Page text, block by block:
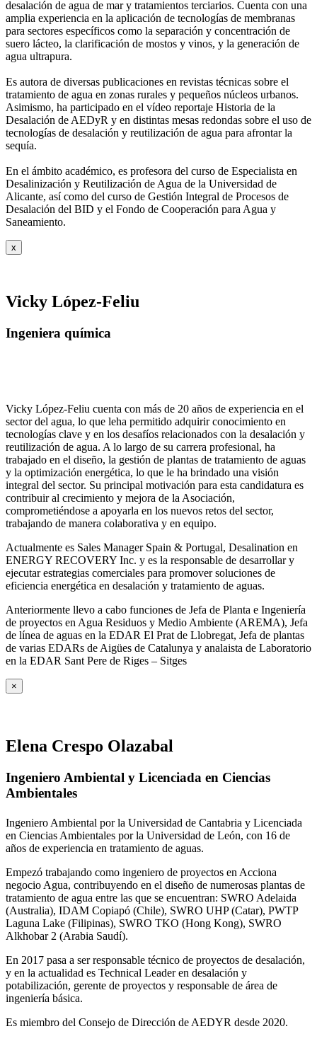
desalación de agua de mar y tratamientos terciarios. Cuenta con una
amplia experiencia en la aplicación de tecnologías de membranas
para sectores específicos como la separación y concentración de
suero lácteo, la clarificación de mostos y vinos, y la generación de
agua ultrapura.
Es autora de diversas publicaciones en revistas técnicas sobre el
tratamiento de agua en zonas rurales y pequeños núcleos urbanos.
Asimismo, ha participado en el vídeo reportaje Historia de la
Desalación de AEDyR y en distintas mesas redondas sobre el uso de
tecnologías de desalación y reutilización de agua para afrontar la
sequía.
En el ámbito académico, es profesora del curso de Especialista en
Desalinización y Reutilización de Agua de la Universidad de
Alicante, así como del curso de Gestión Integral de Procesos de
Desalación del BID y el Fondo de Cooperación para Agua y
Saneamiento.
x
Vicky López-Feliu
Ingeniera química
Vicky López-Feliu cuenta con más de 20 años de experiencia en el
sector del agua, lo que leha permitido adquirir conocimiento en
tecnologías clave y en los desafíos relacionados con la desalación y
reutilización de agua. A lo largo de su carrera profesional, ha
trabajado en el diseño, la gestión de plantas de tratamiento de aguas
y la optimización energética, lo que le ha brindado una visión
integral del sector. Su principal motivación para esta candidatura es
contribuir al crecimiento y mejora de la Asociación,
comprometiéndose a apoyarla en los nuevos retos del sector,
trabajando de manera colaborativa y en equipo.
Actualmente es Sales Manager Spain & Portugal, Desalination en
ENERGY RECOVERY Inc. y es la responsable de desarrollar y
ejecutar estrategias comerciales para promover soluciones de
eficiencia energética en desalación y tratamiento de aguas.
Anteriormente llevo a cabo funciones de Jefa de Planta e Ingeniería
de proyectos en Agua Residuos y Medio Ambiente (AREMA), Jefa
de línea de aguas en la EDAR El Prat de Llobregat, Jefa de plantas
de varias EDARs de Aigües de Catalunya y analaista de Laboratorio
en la EDAR Sant Pere de Riges – Sitges
×
Elena Crespo Olazabal
Ingeniero Ambiental y Licenciada en Ciencias
Ambientales
Ingeniero Ambiental por la Universidad de Cantabria y Licenciada
en Ciencias Ambientales por la Universidad de León, con 16 de
años de experiencia en tratamiento de aguas.
Empezó trabajando como ingeniero de proyectos en Acciona
negocio Agua, contribuyendo en el diseño de numerosas plantas de
tratamiento de agua entre las que se encuentran: SWRO Adelaida
(Australia), IDAM Copiapó (Chile), SWRO UHP (Catar), PWTP
Laguna Lake (Filipinas), SWRO TKO (Hong Kong), SWRO
Alkhobar 2 (Arabia Saudí).
En 2017 pasa a ser responsable técnico de proyectos de desalación,
y en la actualidad es Technical Leader en desalación y
potabilización, gerente de proyectos y responsable de área de
ingeniería básica.
Es miembro del Consejo de Dirección de AEDYR desde 2020.